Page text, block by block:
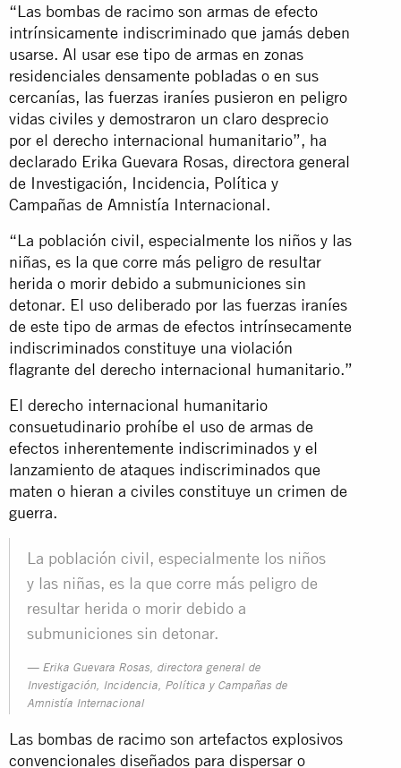
“Las bombas de racimo son armas de efecto
intrínsicamente indiscriminado que jamás deben
usarse. Al usar ese tipo de armas en zonas
residenciales densamente pobladas o en sus
cercanías, las fuerzas iraníes pusieron en peligro
vidas civiles y demostraron un claro desprecio
por el derecho internacional humanitario”, ha
declarado Erika Guevara Rosas, directora general
de Investigación, Incidencia, Política y
Campañas de Amnistía Internacional.
“La población civil, especialmente los niños y las
niñas, es la que corre más peligro de resultar
herida o morir debido a submuniciones sin
detonar. El uso deliberado por las fuerzas iraníes
de este tipo de armas de efectos intrínsecamente
indiscriminados constituye una violación
flagrante del derecho internacional humanitario.”
El derecho internacional humanitario
consuetudinario prohíbe el uso de armas de
efectos inherentemente indiscriminados y el
lanzamiento de ataques indiscriminados que
maten o hieran a civiles constituye un crimen de
guerra.
La población civil, especialmente los niños
y las niñas, es la que corre más peligro de
resultar herida o morir debido a
submuniciones sin detonar.
Erika Guevara Rosas, directora general de
Investigación, Incidencia, Política y Campañas de
Amnistía Internacional
Las bombas de racimo son artefactos explosivos
convencionales diseñados para dispersar o